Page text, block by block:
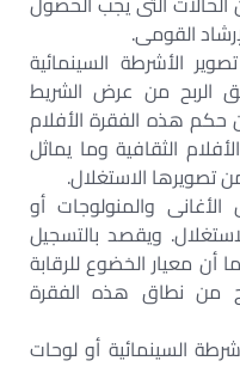
القومى.
الأشرطة السينمائية
الربح من عرض الشريط
حكم هذه الفقرة الأفلام
الثقافية وما يماثل
تصويرها الاستغلال.
والمنولوجات أو
ويقصد بالتسجيل
معيار الخضوع للرقابة
من نطاق هذه الفقرة
السينمائية أو لوحات